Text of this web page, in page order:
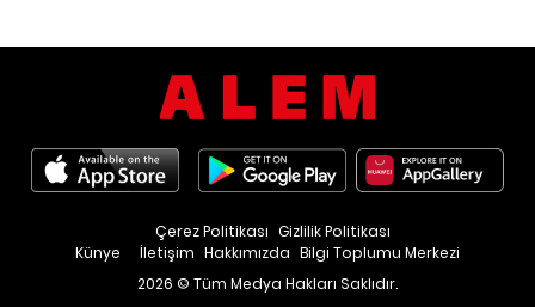
Künye İletişim Hakkımızda Bilgi Toplumu Merkezi
Çerez Politikası Gizlilik Politikası
2026 © Tüm Medya Hakları Saklıdır.